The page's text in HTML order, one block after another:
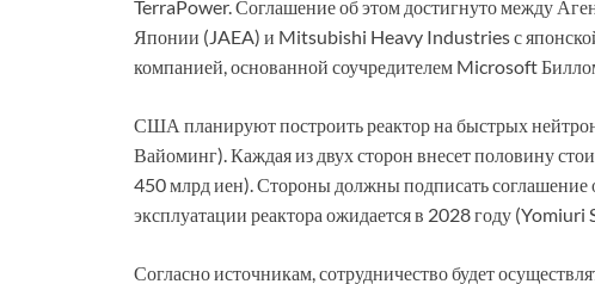
TerraPower. Соглашение об этом достигнуто между
Японии (JAEA) и Mitsubishi Heavy Industries с
компанией, основанной соучредителем Microsoft
США планируют построить реактор на быстрых
Вайоминг). Каждая из двух сторон внесет половину
450 млрд иен). Стороны должны подписать соглашение
эксплуатации реактора ожидается в 2028 году
Согласно источникам, сотрудничество будет